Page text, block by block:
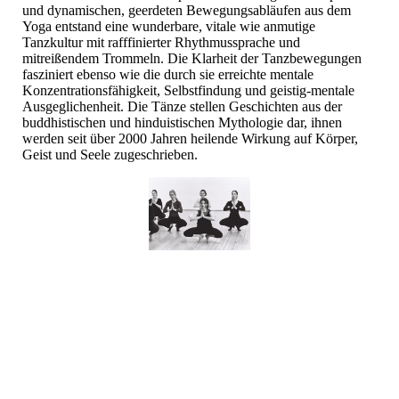
und dynamischen, geerdeten Bewegungsabläufen aus dem
Yoga entstand eine wunderbare, vitale wie anmutige
Tanzkultur mit rafffinierter Rhythmussprache und
mitreißendem Trommeln. Die Klarheit der Tanzbewegungen
fasziniert ebenso wie die durch sie erreichte mentale
Konzentrationsfähigkeit, Selbstfindung und geistig-mentale
Ausgeglichenheit. Die Tänze stellen Geschichten aus der
buddhistischen und hinduistischen Mythologie dar, ihnen
werden seit über 2000 Jahren heilende Wirkung auf Körper,
Geist und Seele zugeschrieben.